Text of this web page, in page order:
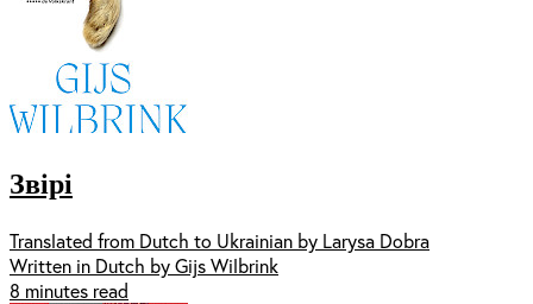
Звірі
Translated from Dutch to Ukrainian by Larysa Dobra
Written in Dutch by Gijs Wilbrink
8 minutes read